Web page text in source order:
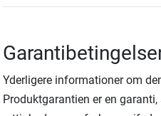
Yderligere informationer om
Produktgarantien er en